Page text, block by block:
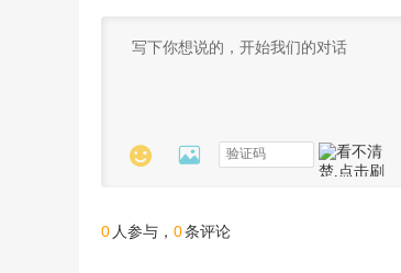
 
0 人参与， 0条评论